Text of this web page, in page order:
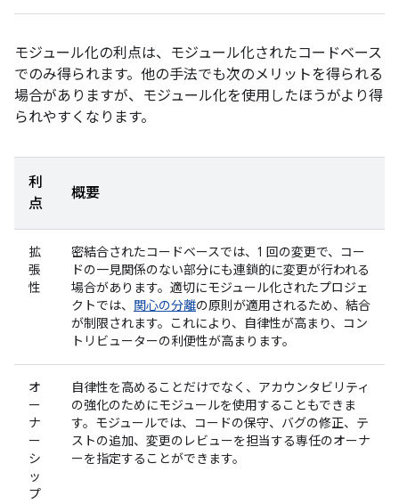
モジュール化の利点は、モジュール化されたコードベース
でのみ得られます。他の手法でも次のメリットを得られる
場合がありますが、モジュール化を使用したほうがより得
られやすくなります。
利
点
概要
拡
張
性
密結合されたコードベースでは、1 回の変更で、コー
ドの一見関係のない部分にも連鎖的に変更が行われる
場合があります。適切にモジュール化されたプロジェ
クトでは、 関心の分離の原則が適用されるため、結合
が制限されます。これにより、自律性が高まり、コン
トリビューターの利便性が高まります。
オ
ー
ナ
ー
シ
ッ
プ
自律性を高めることだけでなく、アカウンタビリティ
の強化のためにモジュールを使用することもできま
す。モジュールでは、コードの保守、バグの修正、テ
ストの追加、変更のレビューを担当する専任のオーナ
ーを指定することができます。